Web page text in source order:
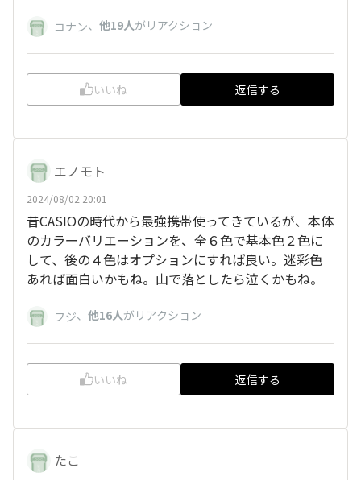
コナン、 他19人がリアクション
いいね 返信する
エノモト
2024/08/02 20:01
昔CASIOの時代から最強携帯使ってきているが、本体
のカラーバリエーションを、全６色で基本色２色に
して、後の４色はオプションにすれば良い。迷彩色
あれば面白いかもね。山で落としたら泣くかもね。
フジ、 他16人がリアクション
いいね 返信する
たこ